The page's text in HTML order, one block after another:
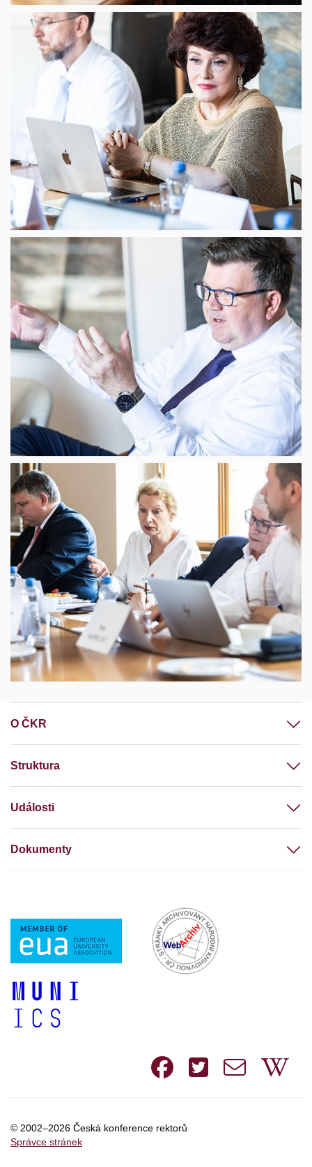
O ČKR
Struktura
Události
Dokumenty
Facebook
e-
© 2002–2026 Česká konference rektorů
Správce stránek